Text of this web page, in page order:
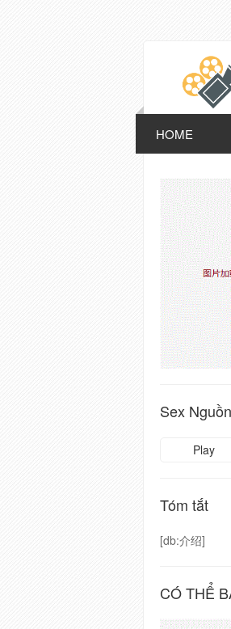
HOME
Sex Nguồn
Play
Tóm tắt
[db:介绍]
CÓ THỂ